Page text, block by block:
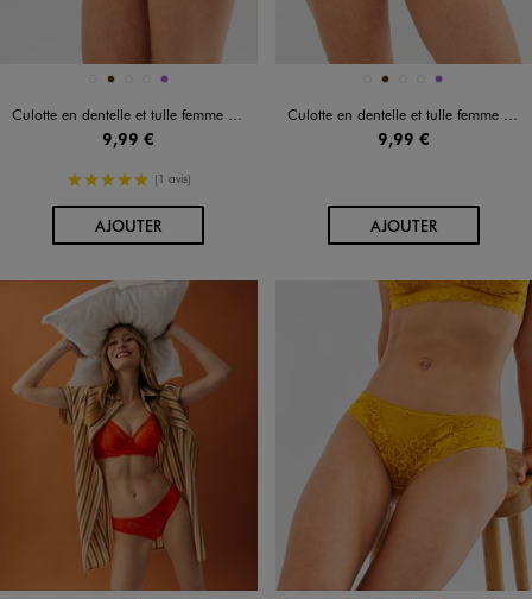
Disponible en 5 coloris
BLEU FONCE
MARRONROSE FONCE
VERT STANDARD
VIOLET
Culotte en dentelle et tulle femme (lot de 2)
9,99 €
5/5 de moyenne
(1 avis)
AJOUTERAU PANIER
Disponible en 5 coloris
BLEU FONCE
MARRONROSE FONCE
VERT STANDARD
VIOLET
Culotte en dentelle et tulle femme (lot de 2)
9,99 €
AJOUTERAU PANIER